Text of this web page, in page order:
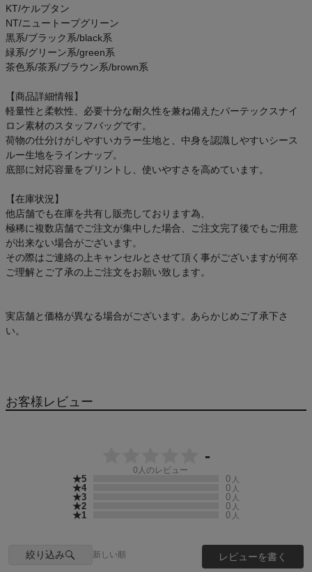
アウトレットセール
スタッフコーディネート
KT/ケルプタン
NT/ニュートープグリーン
黒系/ブラック系/black系
緑系/グリーン系/green系
茶色系/茶系/ブラウン系/brown系
【商品詳細情報】
軽量性と柔軟性、必要十分な耐久性を兼ね備えたパーテックスナイ
ロン素材のスタッフバッグです。
荷物の仕分けがしやすいカラー生地と、中身を認識しやすいシース
ルー生地をラインナップ。
底部に対応容量をプリントし、使いやすさを高めています。
【在庫状況】
他店舗でも在庫を共有し販売しております為、
極稀に複数店舗でご注文が集中した場合、ご注文完了後でもご用意
が出来ない場合がございます。
その際はご連絡の上キャンセルとさせて頂く事がございますが何卒
ご理解とご了承の上ご注文をお願い致します。
実店舗と価格が異なる場合がございます。あらかじめご了承下さ
い。
お客様レビュー
-
0 人のレビュー
★5 0 人
★4 0 人
★3 0 人
★2 0 人
★1 0 人
絞り込み 新しい順 レビューを書く